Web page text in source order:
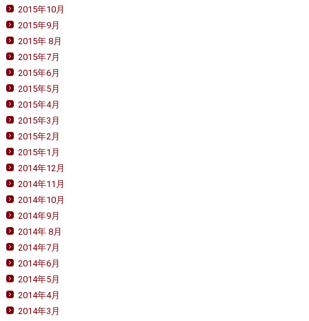
2015年10月
2015年9月
2015年 8月
2015年7月
2015年6月
2015年5月
2015年4月
2015年3月
2015年2月
2015年1月
2014年12月
2014年11月
2014年10月
2014年9月
2014年 8月
2014年7月
2014年6月
2014年5月
2014年4月
2014年3月